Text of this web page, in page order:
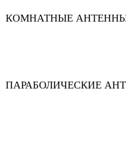
КОМНАТНЫЕ АНТЕННЫ
ПАРАБОЛИЧЕСКИЕ